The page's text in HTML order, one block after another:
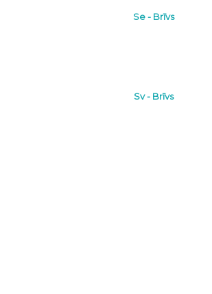
Se - Brīvs
Sv - Brīvs